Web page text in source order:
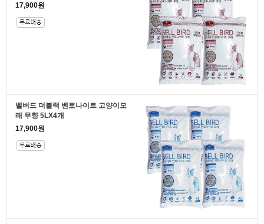
17,900원
벨버드 더블랙 벤토나이트 고양이모
래 무향 5LX4개
17,900원